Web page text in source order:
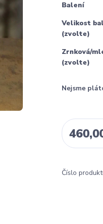
Balení
Velikost
(zvolte)
Zrnková/
(zvolte)
Nejsme
Číslo